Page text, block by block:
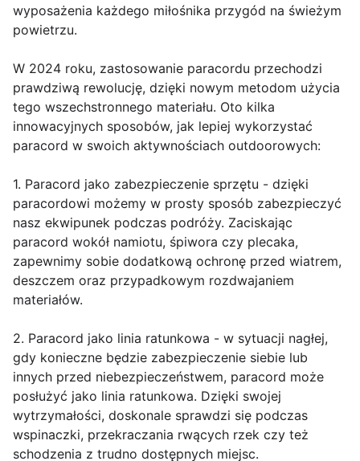
wyposażenia każdego miłośnika przygód na świeżym
powietrzu.
W 2024 roku, zastosowanie paracordu przechodzi
prawdziwą rewolucję, dzięki nowym metodom użycia
tego wszechstronnego materiału. Oto kilka
innowacyjnych sposobów, jak lepiej wykorzystać
paracord w swoich aktywnościach outdoorowych:
1. Paracord jako zabezpieczenie sprzętu - dzięki
paracordowi możemy w prosty sposób zabezpieczyć
nasz ekwipunek podczas podróży. Zaciskając
paracord wokół namiotu, śpiwora czy plecaka,
zapewnimy sobie dodatkową ochronę przed wiatrem,
deszczem oraz przypadkowym rozdwajaniem
materiałów.
2. Paracord jako linia ratunkowa - w sytuacji nagłej,
gdy konieczne będzie zabezpieczenie siebie lub
innych przed niebezpieczeństwem, paracord może
posłużyć jako linia ratunkowa. Dzięki swojej
wytrzymałości, doskonale sprawdzi się podczas
wspinaczki, przekraczania rwących rzek czy też
schodzenia z trudno dostępnych miejsc.